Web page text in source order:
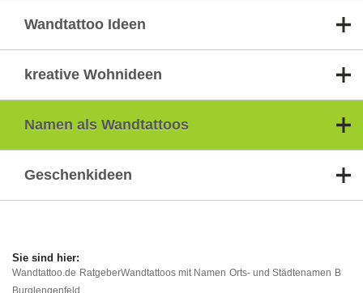
Wandtattoo Ideen
kreative Wohnideen
Namen als Wandtattoos
Geschenkideen
Wandtattoo.de RatgeberWandtattoos mit Namen Orts- und Städtenamen B
Burglengenfeld